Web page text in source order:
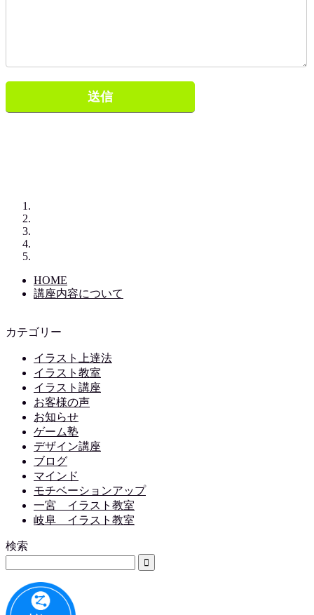
HOME
講座内容について
カテゴリー
イラスト上達法
イラスト教室
イラスト講座
お客様の声
お知らせ
ゲーム塾
デザイン講座
ブログ
マインド
モチベーションアップ
一宮 イラスト教室
岐阜 イラスト教室
検索